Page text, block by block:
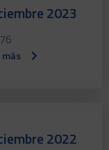
2023
2022